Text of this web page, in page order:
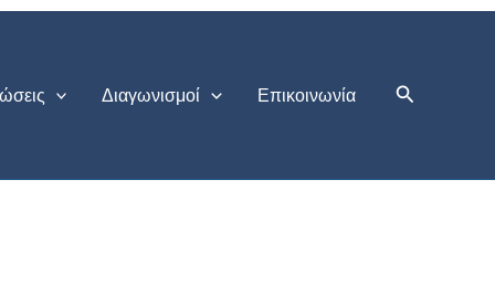
Διαγωνισμοί Επικοινωνία Αναζήτηση